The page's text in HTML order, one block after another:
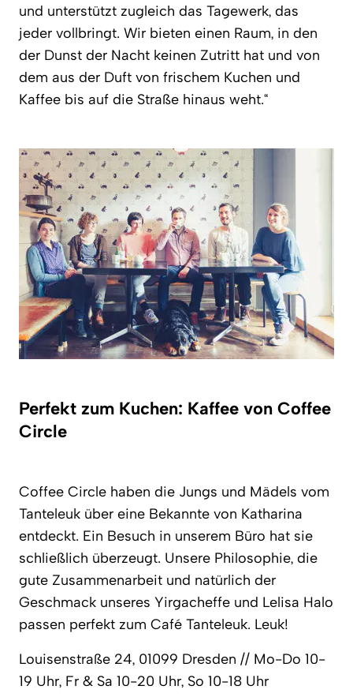
und unterstützt zugleich das Tagewerk, das
jeder vollbringt. Wir bieten einen Raum, in den
der Dunst der Nacht keinen Zutritt hat und von
dem aus der Duft von frischem Kuchen und
Kaffee bis auf die Straße hinaus weht.“
Perfekt zum Kuchen: Kaffee von Coffee
Circle
Coffee Circle haben die Jungs und Mädels vom
Tanteleuk über eine Bekannte von Katharina
entdeckt. Ein Besuch in unserem Büro hat sie
schließlich überzeugt. Unsere Philosophie, die
gute Zusammenarbeit und natürlich der
Geschmack unseres Yirgacheffe und Lelisa Halo
passen perfekt zum Café Tanteleuk. Leuk!
Louisenstraße 24, 01099 Dresden // Mo-Do 10-
19 Uhr, Fr & Sa 10-20 Uhr, So 10-18 Uhr